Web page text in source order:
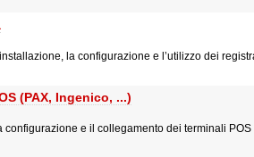
la configurazione e l’utilizzo dei
(PAX, Ingenico, ...)
configurazione e il collegamento dei terminali